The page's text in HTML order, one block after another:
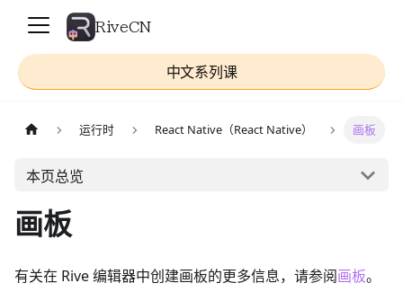
RiveCN
中文系列课
运行时 React Native（React Native） 画板
本页总览
画板
有关在 Rive 编辑器中创建画板的更多信息，请参阅画板。